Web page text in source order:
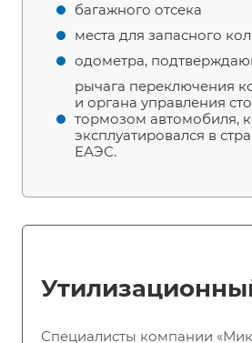
багажного отсека
места для запасного
одометра,
рычага переключения
и органа управления
тормозом автомобиля,
эксплуатировался в
ЕАЭС.
Специалисты компании